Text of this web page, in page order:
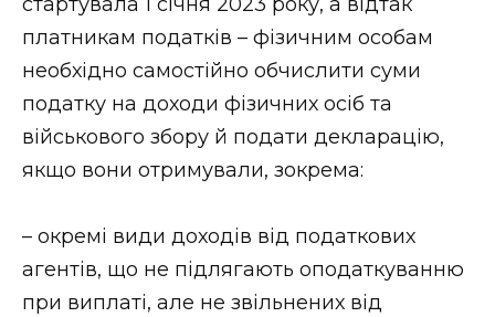
платникам податків – фізичним особам
необхідно самостійно обчислити суми
податку на доходи фізичних осіб та
військового збору й подати декларацію,
якщо вони отримували, зокрема:
– окремі види доходів від податкових
агентів, що не підлягають оподаткуванню
при виплаті, але не звільнених від